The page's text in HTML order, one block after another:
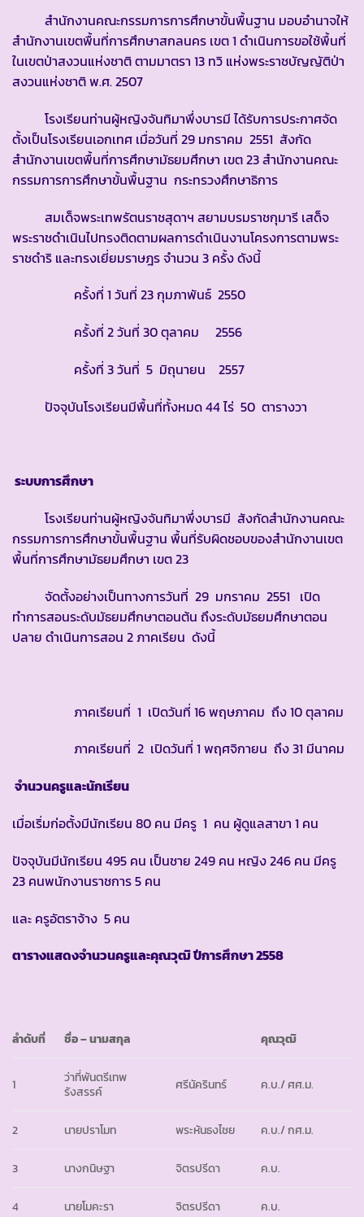
สำนักงานคณะกรรมการการศึกษาขั้นพื้นฐาน มอบอำนาจให้
สำนักงานเขตพื้นที่การศึกษาสกลนคร เขต 1 ดำเนินการขอใช้พื้นที่
ในเขตป่าสงวนแห่งชาติ ตามมาตรา 13 ทวิ แห่งพระราชบัญญัติป่า
สงวนแห่งชาติ พ.ศ. 2507
โรงเรียนท่านผู้หญิงจันทิมาพึ่งบารมี ได้รับการประกาศจัด
ตั้งเป็นโรงเรียนเอกเทศ เมื่อวันที่ 29 มกราคม 2551 สังกัด
สำนักงานเขตพื้นที่การศึกษามัธยมศึกษา เขต 23 สำนักงานคณะ
กรรมการการศึกษาขั้นพื้นฐาน กระทรวงศึกษาธิการ
สมเด็จพระเทพรัตนราชสุดาฯ สยามบรมราชกุมารี เสด็จ
พระราชดำเนินไปทรงติดตามผลการดำเนินงานโครงการตามพระ
ราชดำริ และทรงเยี่ยมราษฎร จำนวน 3 ครั้ง ดังนี้
ครั้งที่ 1 วันที่ 23 กุมภาพันธ์ 2550
ครั้งที่ 2 วันที่ 30 ตุลาคม 2556
ครั้งที่ 3 วันที่ 5 มิถุนายน 2557
ปัจจุบันโรงเรียนมีพื้นที่ทั้งหมด 44 ไร่ 50 ตารางวา
ระบบการศึกษา
โรงเรียนท่านผู้หญิงจันทิมาพึ่งบารมี สังกัดสำนักงานคณะ
กรรมการการศึกษาขั้นพื้นฐาน พื้นที่รับผิดชอบของสำนักงานเขต
พื้นที่การศึกษามัธยมศึกษา เขต 23
จัดตั้งอย่างเป็นทางการวันที่ 29 มกราคม 2551 เปิด
ทำการสอนระดับมัธยมศึกษาตอนต้น ถึงระดับมัธยมศึกษาตอน
ปลาย ดำเนินการสอน 2 ภาคเรียน ดังนี้
ภาคเรียนที่ 1 เปิดวันที่ 16 พฤษภาคม ถึง 10 ตุลาคม
ภาคเรียนที่ 2 เปิดวันที่ 1 พฤศจิกายน ถึง 31 มีนาคม
จำนวนครูและนักเรียน
เมื่อเริ่มก่อตั้งมีนักเรียน 80 คน มีครู 1 คน ผู้ดูแลสาขา 1 คน
ปัจจุบันมีนักเรียน 495 คน เป็นชาย 249 คน หญิง 246 คน มีครู
23 คนพนักงานราชการ 5 คน
และ ครูอัตราจ้าง 5 คน
ตารางแสดงจำนวนครูและคุณวุฒิ ปีการศึกษา2558
ลำดับที่ ชื่อ– นามสกุล คุณวุฒิ
1
ว่าที่พันตรีเทพ
รังสรรค์
ศรีนัครินทร์ ค.บ./ ศศ.ม.
2 นายปราโมท พระหันธงไชย ค.บ./ กศ.ม.
3 นางกนิษฐา จิตรปรีดา ค.บ.
4 นายโมคะรา จิตรปรีดา ค.บ.